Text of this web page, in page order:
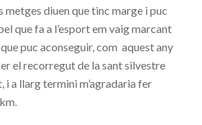
metges diuen que tinc marge i puc
que fa a l’esport em vaig marcant
puc aconseguir, com aquest any
el recorregut de la sant silvestre
i a llarg termini m’agradaria fer